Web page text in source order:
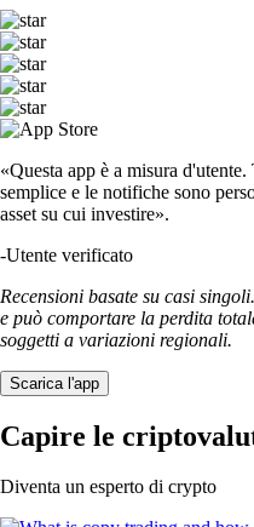
«Questa app è a misura
semplice e le notifiche sono
asset su cui investire».
-Utente verificato
Recensioni basate su casi
e può comportare la perdita
soggetti a variazioni regionali.
Scarica l'app
Capire le
Diventa un esperto di crypto